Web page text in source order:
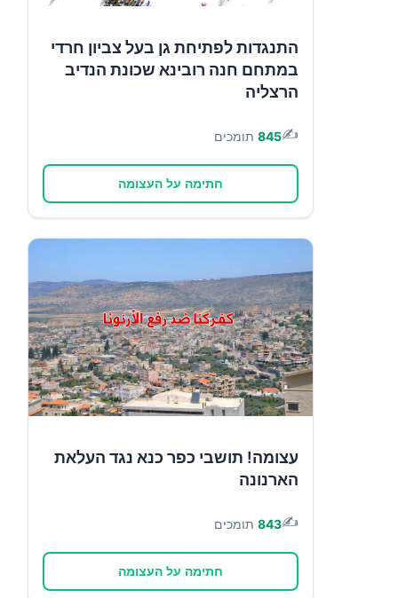
התנגדות לפתיחת גן בעל צביון חרדי
במתחם חנה רובינא שכונת הנדיב
הרצליה
✍️
845 תומכים
חתימה על העצומה
עצומה! תושבי כפר כנא נגד העלאת
הארנונה
✍️
843 תומכים
חתימה על העצומה